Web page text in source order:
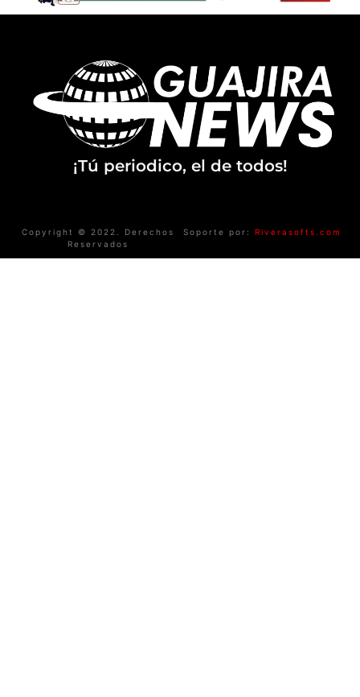
¡Tú periodico, el de todos!
Copyright © 2022. Derechos
Reservados
Soporte por: Riverasofts.com